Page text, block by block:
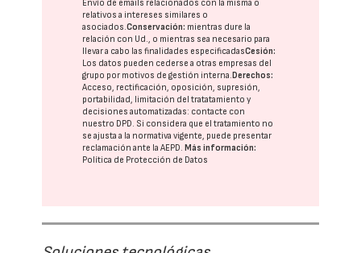
Envío de emails relacionados con la misma o
relativos a intereses similares o
asociados.Conservación: mientras dure la
relación con Ud., o mientras sea necesario para
llevar a cabo las finalidades especificadasCesión:
Los datos pueden cederse a otras empresas del
grupo por motivos de gestión interna.Derechos:
Acceso, rectificación, oposición, supresión,
portabilidad, limitación del tratatamiento y
decisiones automatizadas: contacte con
nuestro DPD. Si considera que el tratamiento no
se ajusta a la normativa vigente, puede presentar
reclamación ante laAEPD.Más información:
Política de Protección de Datos